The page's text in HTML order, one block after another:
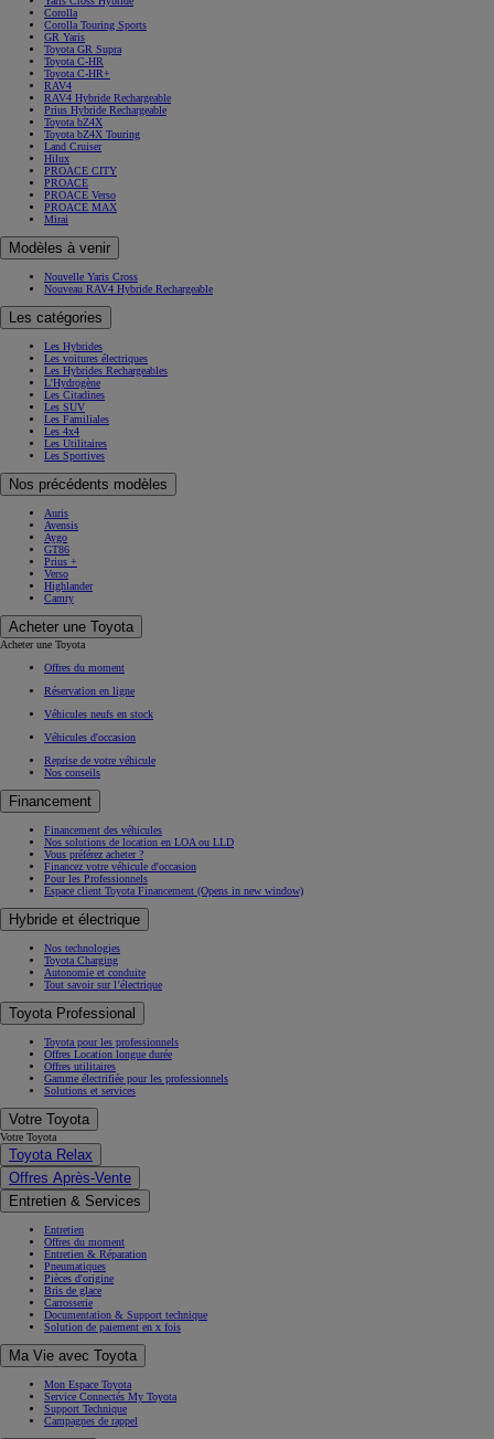
Corolla
Corolla Touring Sports
GR Yaris
Toyota GR Supra
Toyota C-HR
Toyota C-HR+
RAV4
RAV4 Hybride Rechargeable
Prius Hybride Rechargeable
Toyota bZ4X
Toyota bZ4X Touring
Land Cruiser
Hilux
PROACE CITY
PROACE
PROACE Verso
PROACE MAX
Mirai
Modèles à venir
Nouvelle Yaris Cross
Nouveau RAV4 Hybride Rechargeable
Les catégories
Les Hybrides
Les voitures électriques
Les Hybrides Rechargeables
L'Hydrogène
Les Citadines
Les SUV
Les Familiales
Les 4x4
Les Utilitaires
Les Sportives
Nos précédents modèles
Auris
Avensis
Aygo
GT86
Prius +
Verso
Highlander
Camry
Acheter une Toyota
Acheter une Toyota
Offres du moment
Réservation en ligne
Véhicules neufs en stock
Véhicules d'occasion
Reprise de votre véhicule
Nos conseils
Financement
Financement des véhicules
Nos solutions de location en LOA ou LLD
Vous préférez acheter ?
Financez votre véhicule d'occasion
Pour les Professionnels
Espace client Toyota Financement (Opens in new window)
Hybride et électrique
Nos technologies
Toyota Charging
Autonomie et conduite
Tout savoir sur l’électrique
Toyota Professional
Toyota pour les professionnels
Offres Location longue durée
Offres utilitaires
Gamme électrifiée pour les professionnels
Solutions et services
Votre Toyota
Votre Toyota
Toyota Relax
Offres Après-Vente
Entretien & Services
Entretien
Offres du moment
Entretien & Réparation
Pneumatiques
Pièces d'origine
Bris de glace
Carrosserie
Documentation & Support technique
Solution de paiement en x fois
Ma Vie avec Toyota
Mon Espace Toyota
Service Connectés My Toyota
Support Technique
Campagnes de rappel